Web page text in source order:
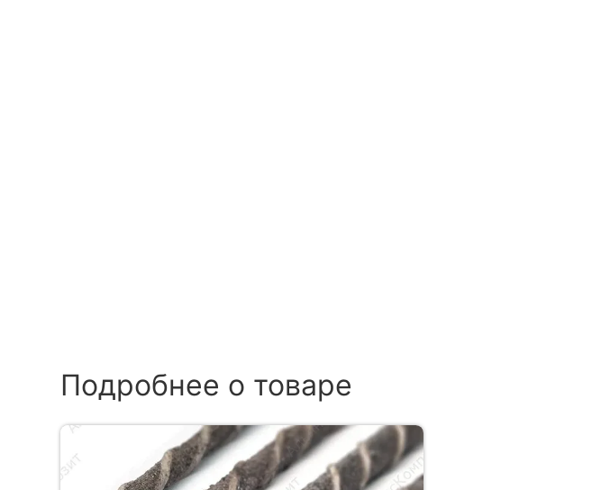
Подробнее о товаре